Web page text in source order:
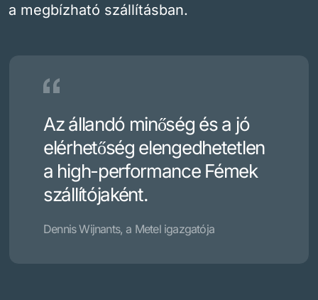
a megbízható szállításban.
Az állandó minőség és a jó
elérhetőség elengedhetetlen
a high-performance Fémek
szállítójaként.
Dennis Wijnants, a Metel igazgatója